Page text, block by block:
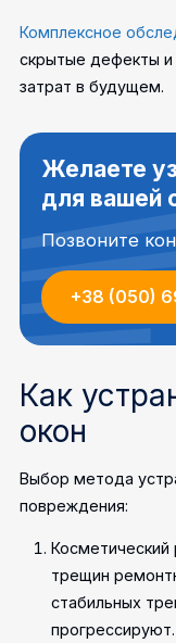
Комплексное
скрытые дефекты и
затрат в будущем.
Желаете
для вашей
Позвоните
+38 (050)
Как
окон
Выбор метода
повреждения:
трещин
стабильных
прогрессируют.